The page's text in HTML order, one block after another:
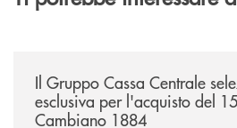
Il Gruppo Cassa Centrale
esclusiva per l'acquisto del
Cambiano 1884